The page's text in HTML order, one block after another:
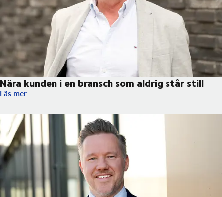
Nära kunden i en bransch som aldrig står still
Nära kunden i en bransch som aldrig står still
Läs mer